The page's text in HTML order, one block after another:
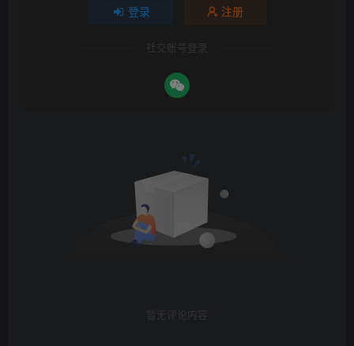
登录 注册
社交账号登录
暂无评论内容